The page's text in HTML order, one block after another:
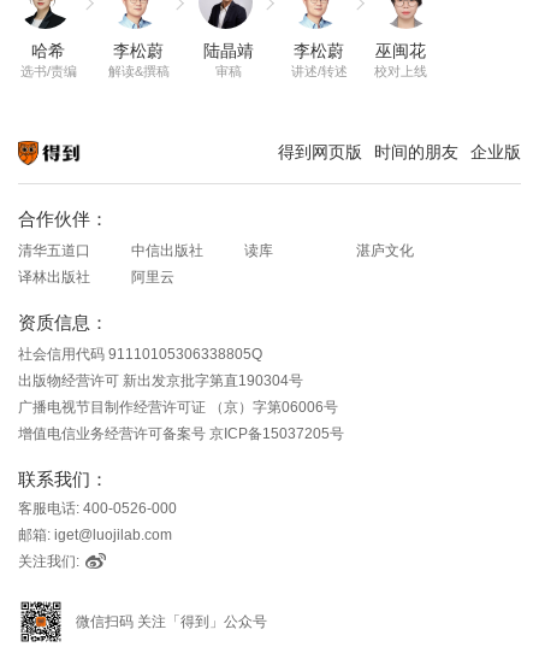
哈希
选书/责编
李松蔚
解读&撰稿
陆晶靖
审稿
李松蔚
讲述/转述
巫闽花
校对上线
得到网页版 时间的朋友 企业版
合作伙伴：
清华五道口 中信出版社 读库
湛庐文化
译林出版社
阿里云
资质信息：
社会信用代码 91110105306338805Q
出版物经营许可 新出发京批字第直190304号
广播电视节目制作经营许可证 （京）字第06006号
增值电信业务经营许可备案号 京ICP备15037205号
联系我们：
客服电话: 400-0526-000
邮箱: iget@luojilab.com
关注我们:
微信扫码 关注「得到」公众号